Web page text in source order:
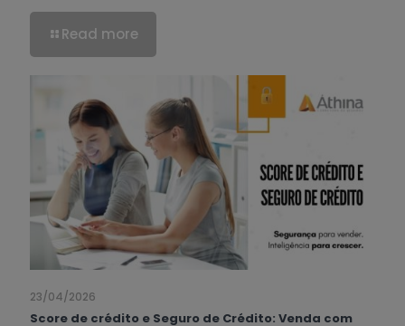
Read more
23/04/2026
Score de crédito e Seguro de Crédito: Venda com